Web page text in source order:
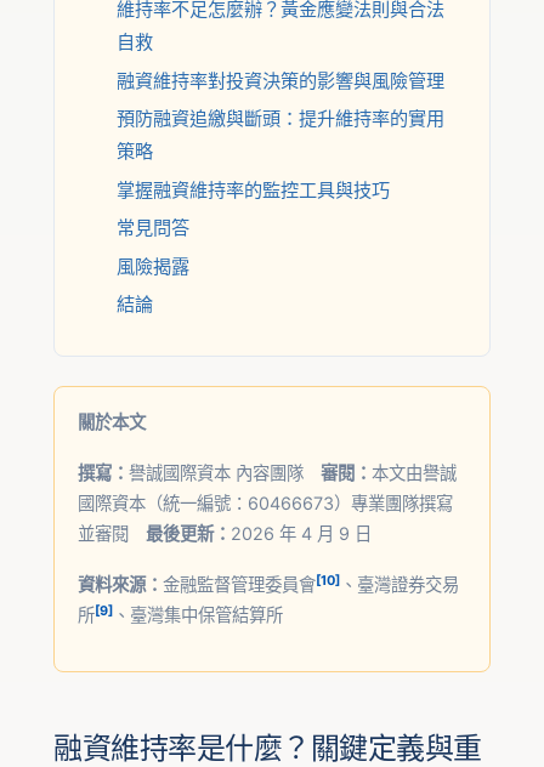
維持率不足怎麼辦？黃金應變法則與合法
自救
融資維持率對投資決策的影響與風險管理
預防融資追繳與斷頭：提升維持率的實用
策略
掌握融資維持率的監控工具與技巧
常見問答
風險揭露
結論
關於本文
撰寫：譽誠國際資本 內容團隊審閱：本文由譽誠
國際資本（統一編號：60466673）專業團隊撰寫
並審閱最後更新： 2026 年 4 月 9 日
資料來源：金融監督管理委員會[10] 、臺灣證券交易
所[9] 、臺灣集中保管結算所
融資維持率是什麼？關鍵定義與重